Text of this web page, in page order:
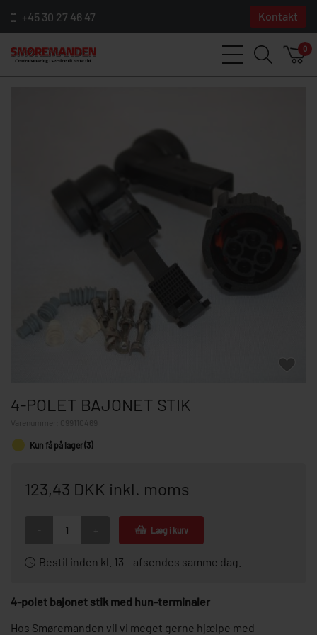
+45 30 27 46 47 Kontakt
0
4-POLET BAJONET STIK
099110469
Kun få på lager (3)
123,43 DKK inkl. moms
Læg i kurv
Bestil inden kl. 13 – afsendes samme dag.
4-polet bajonet stik med hun-terminaler
Hos Smøremanden vil vi meget gerne hjælpe med